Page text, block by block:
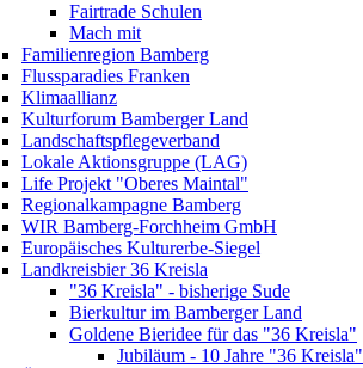
Fairtrade Schulen
Mach mit
Familienregion Bamberg
Flussparadies Franken
Klimaallianz
Kulturforum Bamberger Land
Landschaftspflegeverband
Lokale Aktionsgruppe (LAG)
Life Projekt "Oberes Maintal"
Regionalkampagne Bamberg
WIR Bamberg-Forchheim GmbH
Europäisches Kulturerbe-Siegel
Landkreisbier 36 Kreisla
"36 Kreisla" - bisherige Sude
Bierkultur im Bamberger Land
Goldene Bieridee für das "36 Kreisla"
Jubiläum - 10 Jahre "36 Kreisla"